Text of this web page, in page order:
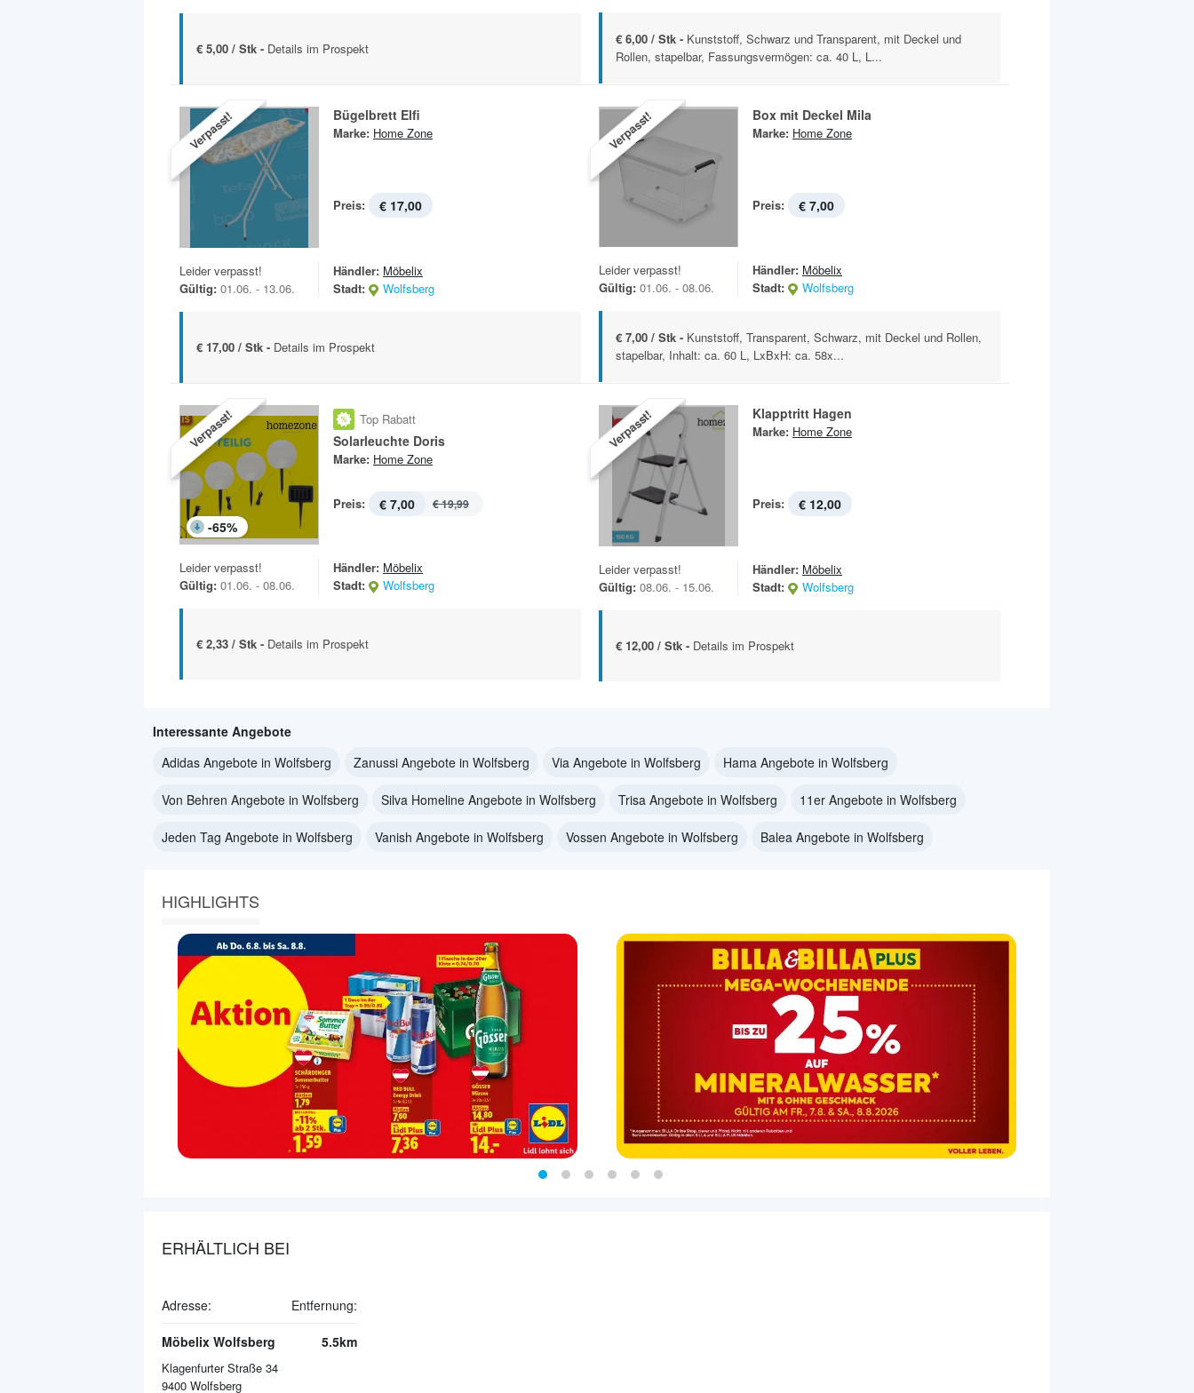
€ 5,00 / Stk - Details im Prospekt
€ 6,00 / Stk - Kunststoff, Schwarz und Transparent, mit Deckel und
Rollen, stapelbar, Fassungsvermögen: ca. 40 L, L...
Verpasst! Bügelbrett Elfi
Marke: Home Zone
Preis: € 17,00
Leider verpasst!
Gültig: 01.06. - 13.06.
Händler: Möbelix
Stadt:
Wolfsberg
€ 17,00 / Stk - Details im Prospekt
Verpasst! Box mit Deckel Mila
Marke: Home Zone
Preis: € 7,00
Leider verpasst!
Gültig: 01.06. - 08.06.
Händler: Möbelix
Stadt:
Wolfsberg
€ 7,00 / Stk - Kunststoff, Transparent, Schwarz, mit Deckel und Rollen,
stapelbar, Inhalt: ca. 60 L, LxBxH: ca. 58x...
Verpasst!
-65%
Top Rabatt
Solarleuchte Doris
Marke: Home Zone
Preis: € 7,00 € 19,99
Leider verpasst!
Gültig: 01.06. - 08.06.
Händler: Möbelix
Stadt:
Wolfsberg
€ 2,33 / Stk - Details im Prospekt
Verpasst! Klapptritt Hagen
Marke: Home Zone
Preis: € 12,00
Leider verpasst!
Gültig: 08.06. - 15.06.
Händler: Möbelix
Stadt:
Wolfsberg
€ 12,00 / Stk - Details im Prospekt
Interessante Angebote
Adidas Angebote in Wolfsberg
Zanussi Angebote in Wolfsberg Via Angebote in Wolfsberg Hama Angebote in Wolfsberg
Von Behren Angebote in Wolfsberg Silva Homeline Angebote in Wolfsberg Trisa Angebote in Wolfsberg 11er Angebote in Wolfsberg
Jeden Tag Angebote in Wolfsberg Vanish Angebote in Wolfsberg Vossen Angebote in Wolfsberg Balea Angebote in Wolfsberg
HIGHLIGHTS
ERHÄLTLICH BEI
Adresse: Entfernung:
Möbelix Wolfsberg
Klagenfurter Straße 34
9400 Wolfsberg
5.5km